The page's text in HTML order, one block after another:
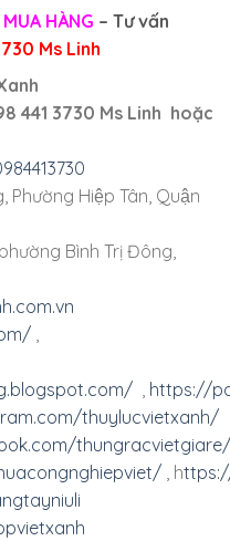
HÀNG – Tư vấn
Ms Linh
441 3730 Ms Linh hoặc
Phường Hiệp Tân, Quận
Bình Trị Đông,
,
, https://
thuylucvietxanh/
thungracvietgiare/
, h